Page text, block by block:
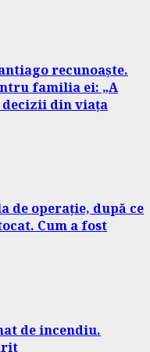
recunoaște.
familia ei: „A
decizii din viața
de operație, după ce
Cum a fost
de incendiu.